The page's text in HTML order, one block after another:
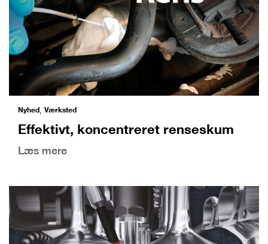
Nyhed, Værksted
Effektivt, koncentreret renseskum
Læs mere